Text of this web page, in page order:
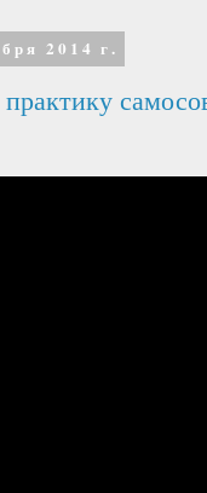
2014 г.